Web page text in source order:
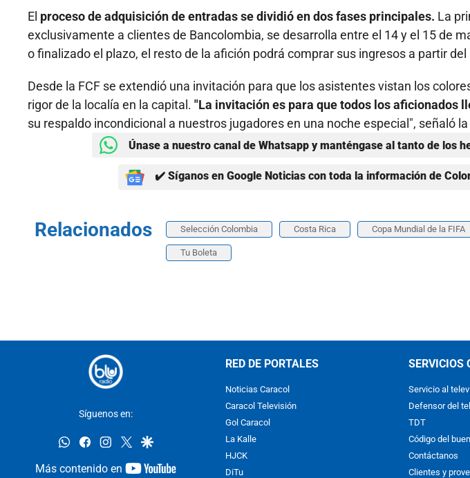
El proceso de adquisición de entradas se dividió en dos fases principales. La
exclusivamente a clientes de Bancolombia, se desarrolla entre el 14 y el 15 de
o finalizado el plazo, el resto de la afición podrá comprar sus ingresos a partir
Desde la FCF se extendió una invitación para que los asistentes vistan los
rigor de la localía en la capital. "La invitación es para que todos los aficionados
su respaldo incondicional a nuestros jugadores en una noche especial", señaló
Únase a nuestro canal de Whatsapp y manténgase al tanto de los
✔️ Síganos en Google Noticias con toda la información de
Relacionados Selección Colombia Costa Rica Copa Mundial de la FIFA
Tu Boleta
Síguenos en:
whatsappfacebookinstagram
twittergoogle
Más contenido en
youtube-
RED DE PORTALES
Noticias Caracol
Caracol Televisión
Gol Caracol
La Kalle
HJCK
DiTu
SERVICIOS
Servicio al
Defensor del
TDT
Código del
Contáctanos
Clientes y